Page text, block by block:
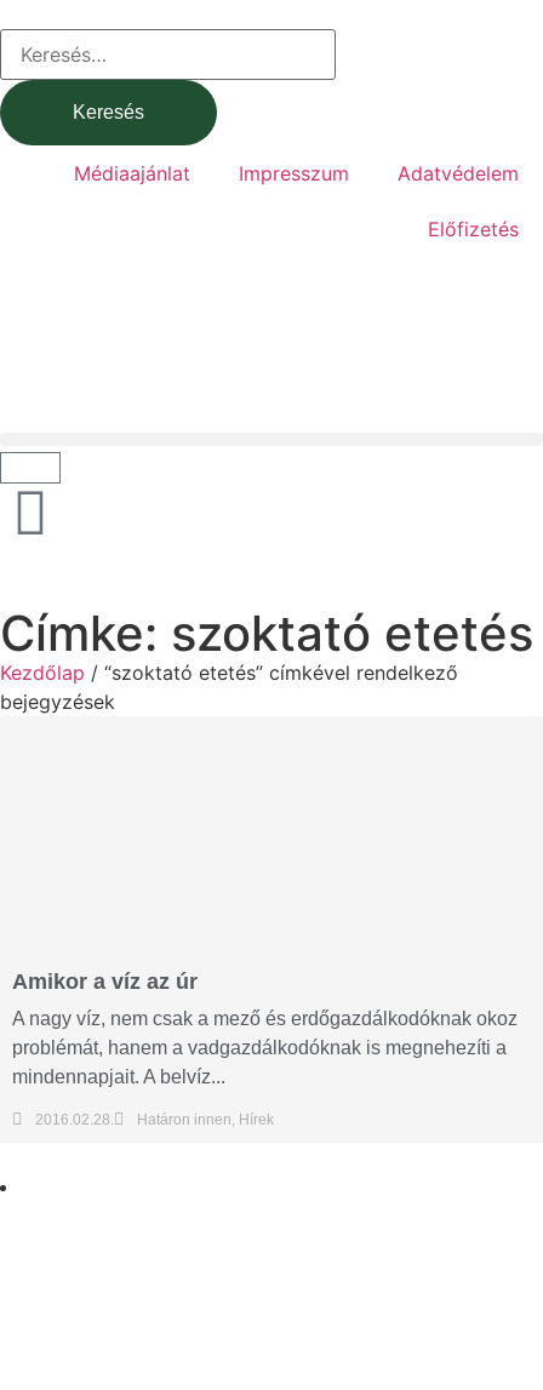
Médiaajánlat Impresszum Adatvédelem
Előfizetés
Címke: szoktató etetés
Kezdőlap / “szoktató etetés” címkével rendelkező
bejegyzések
Amikor a víz az úr
A nagy víz, nem csak a mező és erdőgazdálkodóknak okoz
problémát, hanem a vadgazdálkodóknak is megnehezíti a
mindennapjait. A belvíz...
2016.02.28. Határon innen, Hírek